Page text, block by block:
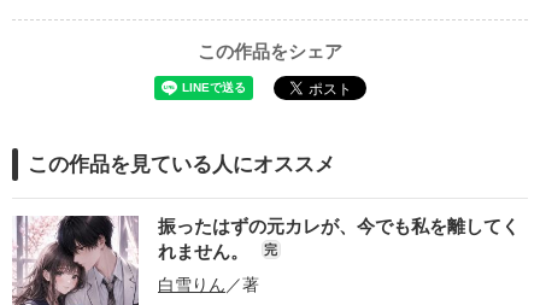
この作品をシェア
この作品を見ている人にオススメ
振ったはずの元カレが、今でも私を離してく
れません。
完
白雪りん ／著